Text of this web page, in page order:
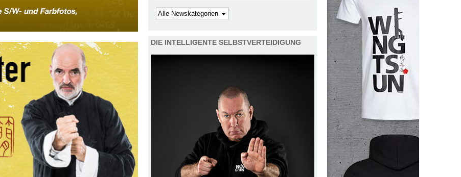
Kategorie
DIE INTELLIGENTE SELBSTVERTEIDIGUNG